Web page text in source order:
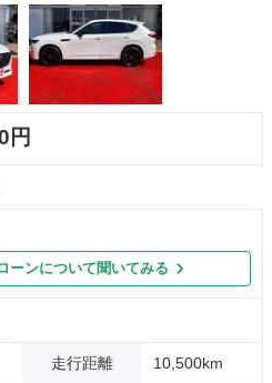
円
ーンについて聞いてみる
走行距離 10,500km